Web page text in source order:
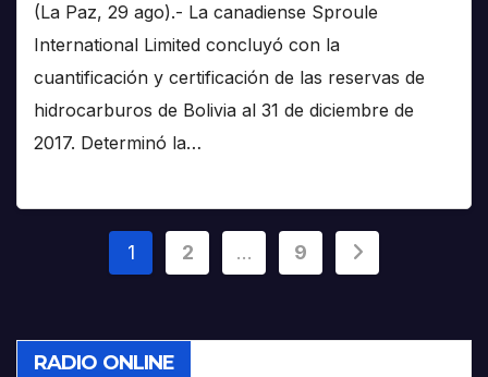
(La Paz, 29 ago).- La canadiense Sproule
International Limited concluyó con la
cuantificación y certificación de las reservas de
hidrocarburos de Bolivia al 31 de diciembre de
2017. Determinó la…
Paginación
entradas
1 2 … 9
RADIO ONLINE